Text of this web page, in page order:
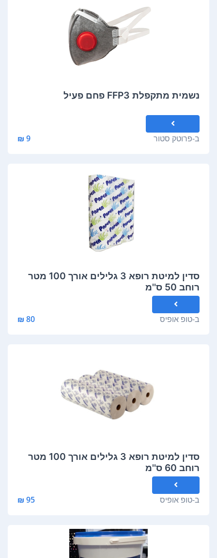
נשמית מתקפלת FFP3 פחם פעיל
ב-פרוטק סטור 9 ₪
סדין למיטת רופא 3 גלילים אורך 100 מטר
רוחב 50 ס''מ
ב-טופ אופיס 80 ₪
סדין למיטת רופא 3 גלילים אורך 100 מטר
רוחב 60 ס''מ
ב-טופ אופיס 95 ₪